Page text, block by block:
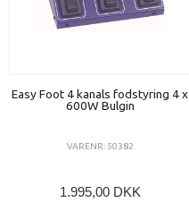
Easy Foot 4 kanals fodstyring 4 x
600W Bulgin
VARENR: 50382
1.995,00 DKK